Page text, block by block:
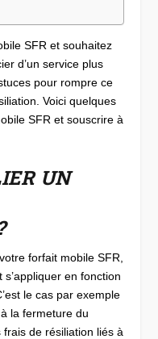
SFR et souhaitez
d’un service plus
pour rompre ce
Voici quelques
SFR et souscrire à
UN
forfait mobile SFR,
en fonction
le cas par exemple
la fermeture du
de résiliation liés à